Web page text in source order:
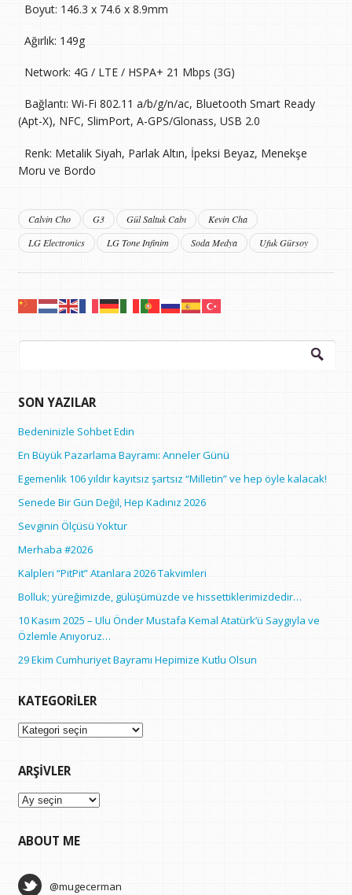
 Boyut: 146.3 x 74.6 x 8.9mm
 Ağırlık: 149g
 Network: 4G / LTE / HSPA+ 21 Mbps (3G)
 Bağlantı: Wi-Fi 802.11 a/b/g/n/ac, Bluetooth Smart Ready
(Apt-X), NFC, SlimPort, A-GPS/Glonass, USB 2.0
 Renk: Metalik Siyah, Parlak Altın, İpeksi Beyaz, Menekşe
Moru ve Bordo
Calvin Cho G3 Gül Saltuk Cabı
Kevin Cha
LG Electronics
LG Tone Infinim Soda Medya Ufuk Gürsoy
Arama:
SON YAZILAR
Bedeninizle Sohbet Edin
En Büyük Pazarlama Bayramı: Anneler Günü
Egemenlik 106 yıldır kayıtsız şartsız “Milletin” ve hep öyle kalacak!
Senede Bir Gün Değil, Hep Kadınız 2026
Sevginin Ölçüsü Yoktur
Merhaba #2026
Kalpleri “PitPit” Atanlara 2026 Takvimleri
Bolluk; yüreğimizde, gülüşümüzde ve hissettiklerimizdedir…
10 Kasım 2025 – Ulu Önder Mustafa Kemal Atatürk’ü Saygıyla ve
Özlemle Anıyoruz…
29 Ekim Cumhuriyet Bayramı Hepimize Kutlu Olsun
KATEGORILER
Kategoriler
ARŞIVLER
Arşivler
ABOUT ME
@mugecerman